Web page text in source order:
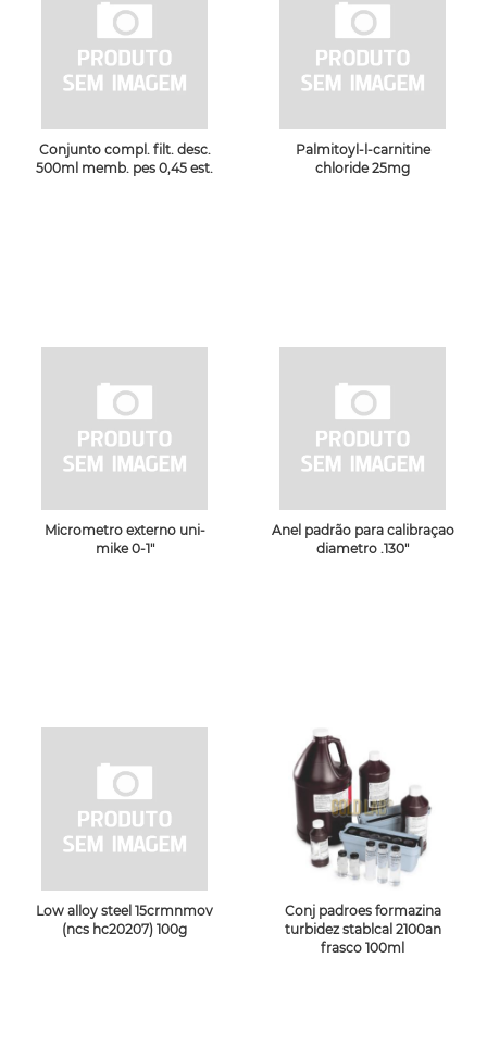
Conjunto compl. filt. desc.
500ml memb. pes 0,45 est.
Palmitoyl-l-carnitine
chloride 25mg
Micrometro externo uni-
mike 0-1"
Anel padrão para calibraçao
diametro .130"
Low alloy steel 15crmnmov
(ncs hc20207) 100g
Conj padroes formazina
turbidez stablcal 2100an
frasco 100ml